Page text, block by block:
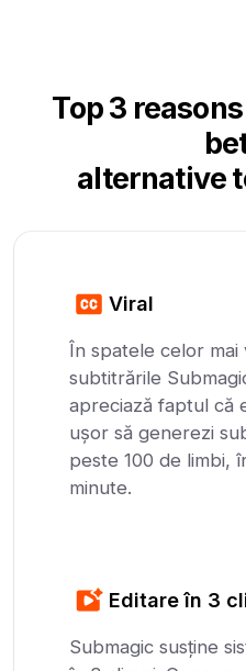
Top 3
alternative
Viral
În spatele celor mai
subtitrările
apreciază faptul că
ușor să generezi
peste 100 de limbi,
minute.
Editare în 3
Submagic susține